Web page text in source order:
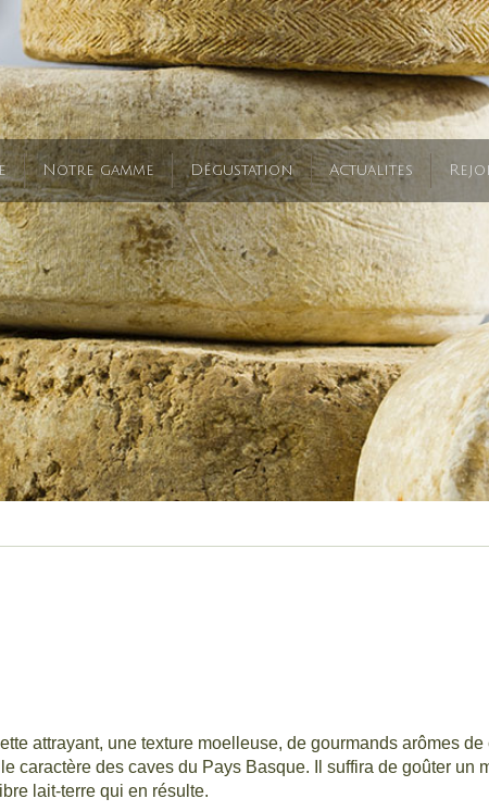
Notre gamme Dégustation Actualites
attrayant, une texture moelleuse, de gourmands arômes
caractère des caves du Pays Basque. Il suffira de goûter un
lait-terre qui en résulte.